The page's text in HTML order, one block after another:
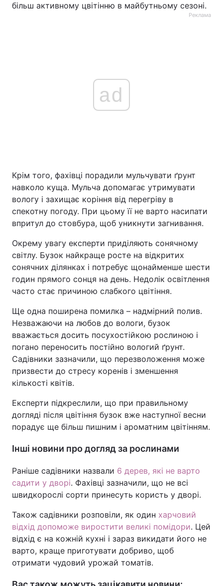
більш активному цвітінню в майбутньому сезоні.
Реклама
ad
Крім того, фахівці порадили мульчувати ґрунт
навколо куща. Мульча допомагає утримувати
вологу і захищає коріння від перегріву в
спекотну погоду. При цьому її не варто насипати
впритул до стовбура, щоб уникнути загнивання.
Окрему увагу експерти приділяють сонячному
світлу. Бузок найкраще росте на відкритих
сонячних ділянках і потребує щонайменше шести
годин прямого сонця на день. Недолік освітлення
часто стає причиною слабкого цвітіння.
Ще одна поширена помилка – надмірний полив.
Незважаючи на любов до вологи, бузок
вважається досить посухостійкою рослиною і
погано переносить постійно вологий ґрунт.
Садівники зазначили, що перезволоження може
призвести до стресу коренів і зменшення
кількості квітів.
Експерти підкреслили, що при правильному
догляді після цвітіння бузок вже наступної весни
порадує ще більш пишним і ароматним цвітінням.
Інші новини про догляд за рослинами
Раніше садівники назвали 6 дерев, які не варто
садити у дворі. Фахівці зазначили, що не всі
швидкорослі сорти принесуть користь у дворі.
Також садівники розповіли, як один харчовий
відхід допоможе виростити великі помідори. Цей
відхід є на кожній кухні і зараз викидати його не
варто, краще приготувати добриво, щоб
отримати чудовий урожай томатів.